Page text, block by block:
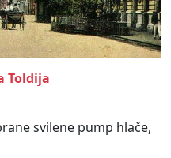
Toldija
svilene pump hlače,